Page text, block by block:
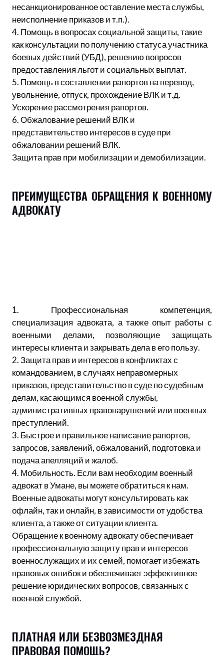
несанкционированное оставление места службы,
неисполнение приказов и т.п.).
4. Помощь в вопросах социальной защиты, такие
как консультации по получению статуса участника
боевых действий (УБД), решению вопросов
предоставления льгот и социальных выплат.
5. Помощь в составлении рапортов на перевод,
увольнение, отпуск, прохождение ВЛК и т.д.
Ускорение рассмотрения рапортов.
6. Обжалование решений ВЛК и
представительство интересов в суде при
обжаловании решений ВЛК.
Защита прав при мобилизации и демобилизации.
ПРЕИМУЩЕСТВА ОБРАЩЕНИЯ К ВОЕННОМУ
АДВОКАТУ
1. Профессиональная компетенция,
специализация адвоката, а также опыт работы с
военными делами, позволяющие защищать
интересы клиента и закрывать дела в его пользу.
2. Защита прав и интересов в конфликтах с
командованием, в случаях неправомерных
приказов, представительство в суде по судебным
делам, касающимся военной службы,
административных правонарушений или военных
преступлений.
3. Быстрое и правильное написание рапортов,
запросов, заявлений, обжалований, подготовка и
подача апелляций и жалоб.
4. Мобильность. Если вам необходим военный
адвокат в Умане, вы можете обратиться к нам.
Военные адвокаты могут консультировать как
офлайн, так и онлайн, в зависимости от удобства
клиента, а также от ситуации клиента.
Обращение к военному адвокату обеспечивает
профессиональную защиту прав и интересов
военнослужащих и их семей, помогает избежать
правовых ошибок и обеспечивает эффективное
решение юридических вопросов, связанных с
военной службой.
ПЛАТНАЯ ИЛИ БЕЗВОЗМЕЗДНАЯ
ПРАВОВАЯ ПОМОЩЬ?